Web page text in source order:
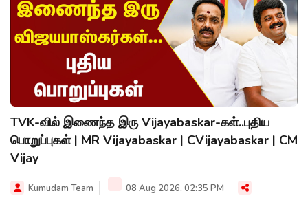
TVK-வில் இணைந்த இரு Vijayabaskar-கள்..புதிய
பொறுப்புகள் | MR Vijayabaskar | CVijayabaskar | CM
Vijay
Kumudam Team 08 Aug 2026, 02:35 PM